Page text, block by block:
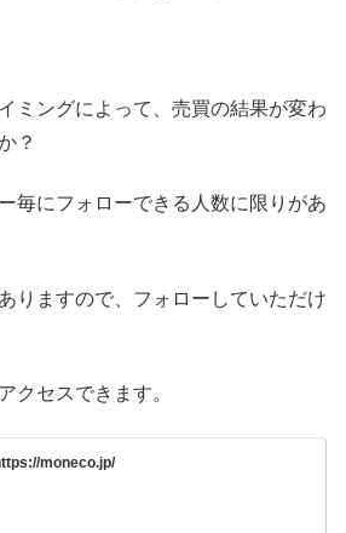
ミングによって、売買の結果が変わ
？
毎にフォローできる人数に限りがあ
りますので、フォローしていただけ
クセスできます。
moneco.jp/